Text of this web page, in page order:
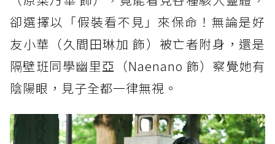
卻選擇以「假裝看不見」來保命！無論是好
友小華（久間田琳加 飾）被亡者附身，還是
隔壁班同學幽里亞（Naenano 飾）察覺她有
陰陽眼，見子全都一律無視。